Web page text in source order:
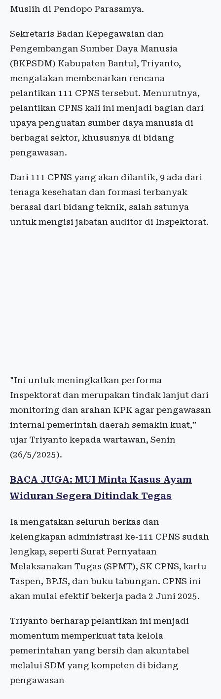
Muslih di Pendopo Parasamya.
Sekretaris Badan Kepegawaian dan
Pengembangan Sumber Daya Manusia
(BKPSDM) Kabupaten Bantul, Triyanto,
mengatakan membenarkan rencana
pelantikan 111 CPNS tersebut. Menurutnya,
pelantikan CPNS kali ini menjadi bagian dari
upaya penguatan sumber daya manusia di
berbagai sektor, khususnya di bidang
pengawasan.
Dari 111 CPNS yang akan dilantik, 9 ada dari
tenaga kesehatan dan formasi terbanyak
berasal dari bidang teknik, salah satunya
untuk mengisi jabatan auditor di Inspektorat.
"Ini untuk meningkatkan performa
Inspektorat dan merupakan tindak lanjut dari
monitoring dan arahan KPK agar pengawasan
internal pemerintah daerah semakin kuat,”
ujar Triyanto kepada wartawan, Senin
(26/5/2025).
BACA JUGA: MUI Minta Kasus Ayam
Widuran Segera Ditindak Tegas
Ia mengatakan seluruh berkas dan
kelengkapan administrasi ke-111 CPNS sudah
lengkap, seperti Surat Pernyataan
Melaksanakan Tugas (SPMT), SK CPNS, kartu
Taspen, BPJS, dan buku tabungan. CPNS ini
akan mulai efektif bekerja pada 2 Juni 2025.
Triyanto berharap pelantikan ini menjadi
momentum memperkuat tata kelola
pemerintahan yang bersih dan akuntabel
melalui SDM yang kompeten di bidang
pengawasan